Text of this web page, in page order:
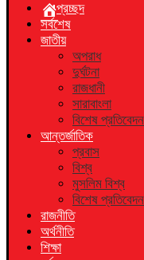
প্রচ্ছদ
সর্বশেষ
জাতীয়
অপরাধ
দুর্ঘটনা
রাজধানী
সারাবাংলা
বিশেষ প্রতিবেদন
আন্তর্জাতিক
প্রবাস
বিশ্ব
মুসলিম বিশ্ব
বিশেষ প্রতিবেদন
রাজনীতি
অর্থনীতি
শিক্ষা